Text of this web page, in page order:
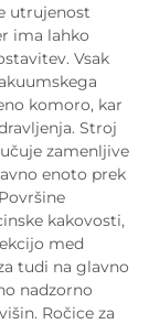
utrujenost
ima lahko
Vsak
komoro, kar
Stroj
zamenljive
enoto prek
kakovosti,
med
tudi na glavno
nadzorno
Ročice za